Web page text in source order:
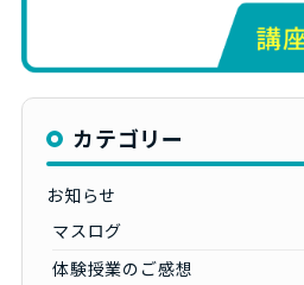
カテゴリー
お知らせ
マスログ
体験授業のご感想